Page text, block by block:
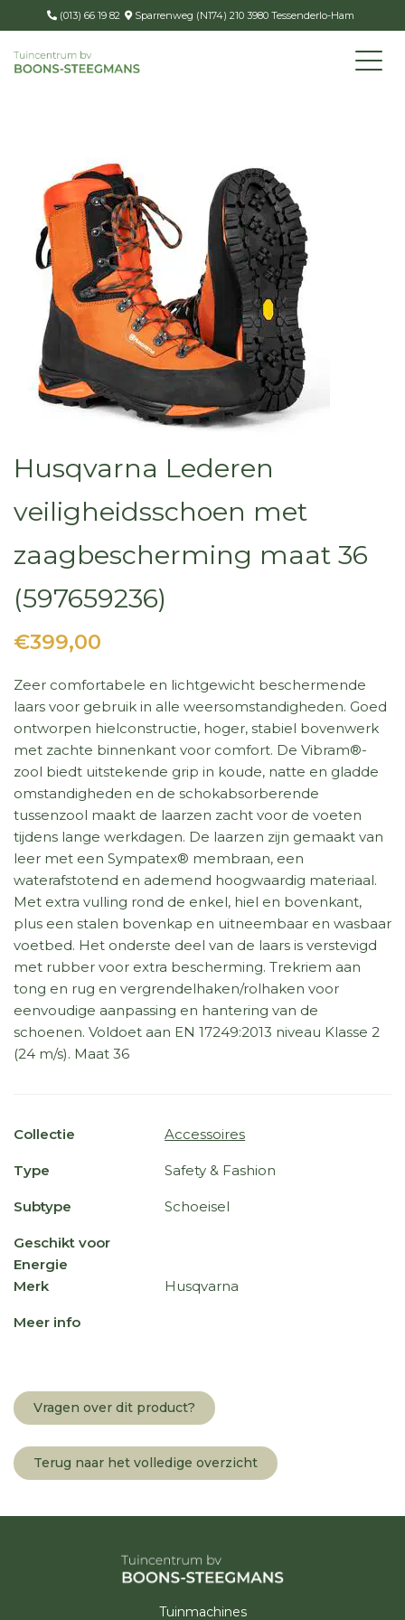
(013) 66 19 82 Sparrenweg (N174) 210 3980 Tessenderlo-Ham
Husqvarna Lederen
veiligheidsschoen met
zaagbescherming maat 36
(597659236)
€399,00
Zeer comfortabele en lichtgewicht beschermende
laars voor gebruik in alle weersomstandigheden. Goed
ontworpen hielconstructie, hoger, stabiel bovenwerk
met zachte binnenkant voor comfort. De Vibram®-
zool biedt uitstekende grip in koude, natte en gladde
omstandigheden en de schokabsorberende
tussenzool maakt de laarzen zacht voor de voeten
tijdens lange werkdagen. De laarzen zijn gemaakt van
leer met een Sympatex® membraan, een
waterafstotend en ademend hoogwaardig materiaal.
Met extra vulling rond de enkel, hiel en bovenkant,
plus een stalen bovenkap en uitneembaar en wasbaar
voetbed. Het onderste deel van de laars is verstevigd
met rubber voor extra bescherming. Trekriem aan
tong en rug en vergrendelhaken/rolhaken voor
eenvoudige aanpassing en hantering van de
schoenen. Voldoet aan EN 17249:2013 niveau Klasse 2
(24 m/s). Maat 36
Collectie Accessoires
Type Safety & Fashion
Subtype Schoeisel
Geschikt voor
Energie
Merk
Husqvarna
Meer info
Vragen over dit product?
Terug naar het volledige overzicht
Tuinmachines